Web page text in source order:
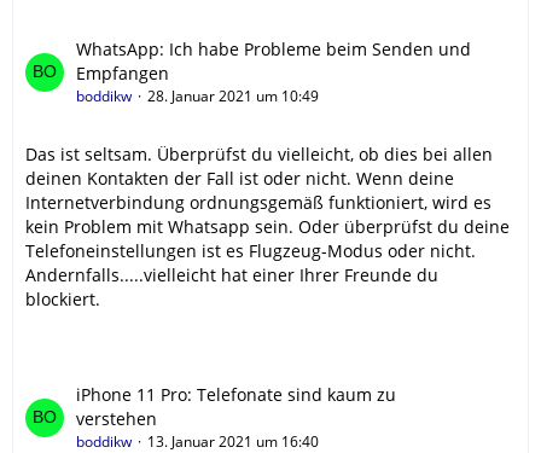
WhatsApp: Ich habe Probleme beim Senden und
Empfangen
boddikw 28. Januar 2021 um 10:49
Das ist seltsam. Überprüfst du vielleicht, ob dies bei allen
deinen Kontakten der Fall ist oder nicht. Wenn deine
Internetverbindung ordnungsgemäß funktioniert, wird es
kein Problem mit Whatsapp sein. Oder überprüfst du deine
Telefoneinstellungen ist es Flugzeug-Modus oder nicht.
Andernfalls.....vielleicht hat einer Ihrer Freunde du
blockiert.
iPhone 11 Pro: Telefonate sind kaum zu
verstehen
boddikw 13. Januar 2021 um 16:40